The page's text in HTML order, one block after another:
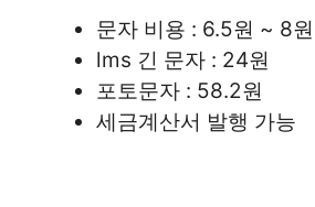
문자 비용 : 6.5원 ~ 8원
lms 긴 문자 : 24원
포토문자 : 58.2원
세금계산서 발행 가능